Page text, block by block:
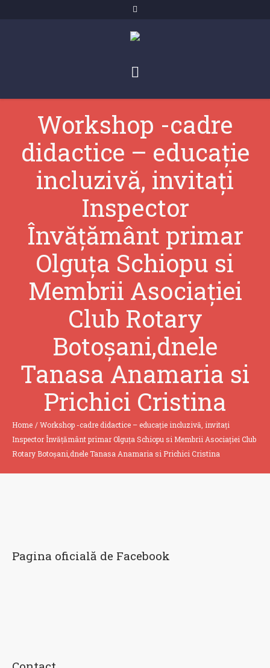
Workshop -cadre
didactice – educație
incluzivă, invitați
Inspector
Învățământ primar
Olguța Schiopu si
Membrii Asociației
Club Rotary
Botoșani,dnele
Tanasa Anamaria si
Prichici Cristina
Home /Workshop -cadre didactice – educație incluzivă, invitați
Inspector Învățământ primar Olguța Schiopu si Membrii Asociației Club
Rotary Botoșani,dnele Tanasa Anamaria si Prichici Cristina
Pagina oficială de Facebook